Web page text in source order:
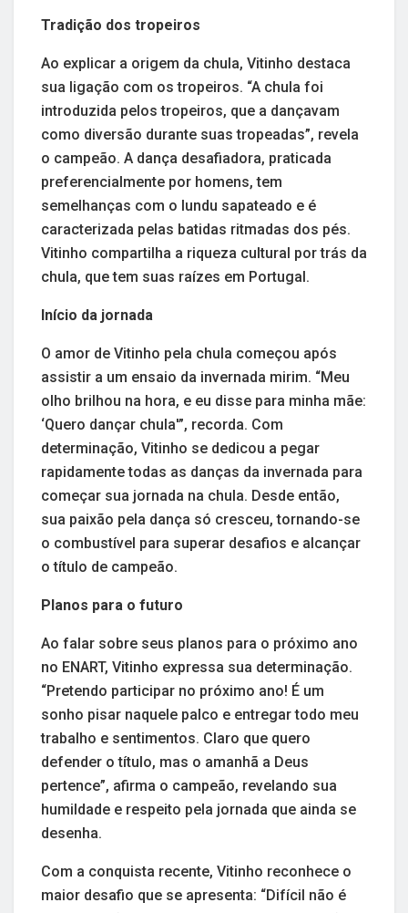
Tradição dos tropeiros
Ao explicar a origem da chula, Vitinho destaca
sua ligação com os tropeiros. “A chula foi
introduzida pelos tropeiros, que a dançavam
como diversão durante suas tropeadas”, revela
o campeão. A dança desafiadora, praticada
preferencialmente por homens, tem
semelhanças com o lundu sapateado e é
caracterizada pelas batidas ritmadas dos pés.
Vitinho compartilha a riqueza cultural por trás da
chula, que tem suas raízes em Portugal.
Início da jornada
O amor de Vitinho pela chula começou após
assistir a um ensaio da invernada mirim. “Meu
olho brilhou na hora, e eu disse para minha mãe:
‘Quero dançar chula'”, recorda. Com
determinação, Vitinho se dedicou a pegar
rapidamente todas as danças da invernada para
começar sua jornada na chula. Desde então,
sua paixão pela dança só cresceu, tornando-se
o combustível para superar desafios e alcançar
o título de campeão.
Planos para o futuro
Ao falar sobre seus planos para o próximo ano
no ENART, Vitinho expressa sua determinação.
“Pretendo participar no próximo ano! É um
sonho pisar naquele palco e entregar todo meu
trabalho e sentimentos. Claro que quero
defender o título, mas o amanhã a Deus
pertence”, afirma o campeão, revelando sua
humildade e respeito pela jornada que ainda se
desenha.
Com a conquista recente, Vitinho reconhece o
maior desafio que se apresenta: “Difícil não é